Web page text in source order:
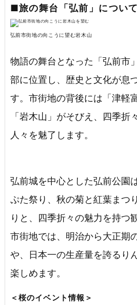
■旅の舞台「弘前」について
弘前市街地の向こうに望む岩木山
物語の舞台となった「弘前市
部に位置し、歴史と文化が息
す。市街地の背後には「津軽
「岩木山」がそびえ、四季折
人々を魅了します。
弘前城を中心とした弘前公園
ぷた祭り、秋の菊と紅葉まつ
りと、四季折々の魅力を持つ
市街地では、明治から大正期
や、日本一の生産量を誇るり
楽しめます。
＜桜のイベント情報＞